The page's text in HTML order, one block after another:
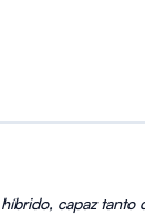
recurso valioso
combate.
capaz